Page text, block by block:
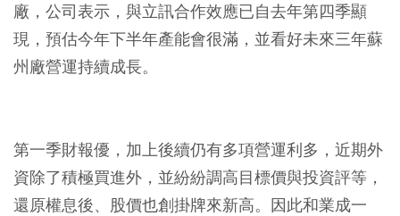
廠，公司表示，與立訊合作效應已自去年第四季顯
現，預估今年下半年產能會很滿，並看好未來三年蘇
州廠營運持續成長。
第一季財報優，加上後續仍有多項營運利多，近期外
資除了積極買進外，並紛紛調高目標價與投資評等，
還原權息後、股價也創掛牌來新高。因此和業成一